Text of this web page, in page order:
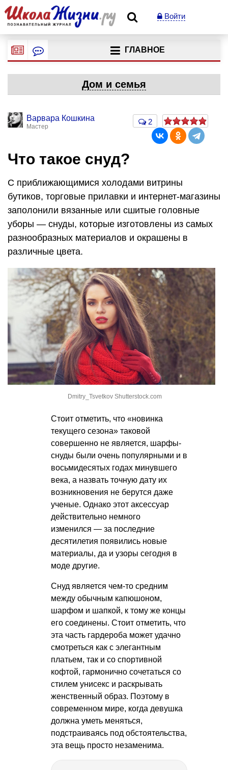
Войти
ГЛАВНОЕ
Дом и семья
Варвара Кошкина
Мастер
2
Что такое снуд?
С приближающимися холодами витрины
бутиков, торговые прилавки и интернет-магазины
заполонили вязанные или сшитые головные
уборы — снуды, которые изготовлены из самых
разнообразных материалов и окрашены в
различные цвета.
Dmitry_Tsvetkov Shutterstock.com
Стоит отметить, что «новинка
текущего сезона» таковой
совершенно не является, шарфы-
снуды были очень популярными и в
восьмидесятых годах минувшего
века, а назвать точную дату их
возникновения не берутся даже
ученые. Однако этот аксессуар
действительно немного
изменился — за последние
десятилетия появились новые
материалы, да и узоры сегодня в
моде другие.
Снуд является чем-то средним
между обычным капюшоном,
шарфом и шапкой, к тому же концы
его соединены. Стоит отметить, что
эта часть гардероба может удачно
смотреться как с элегантным
платьем, так и со спортивной
кофтой, гармонично сочетаться со
стилем унисекс и раскрывать
женственный образ. Поэтому в
современном мире, когда девушка
должна уметь меняться,
подстраиваясь под обстоятельства,
эта вещь просто незаменима.